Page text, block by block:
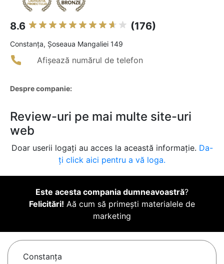
8.6 (176)
Constanţa, Șoseaua Mangaliei 149
Afișează numărul de telefon
Despre companie:
Review-uri pe mai multe site-uri
web
Doar userii logați au acces la această informație. Da-
ți click aici pentru a vă loga.
Este acesta compania dumneavoastră?
Felicitări! Aă cum să primești materialele de
marketing
Constanţa